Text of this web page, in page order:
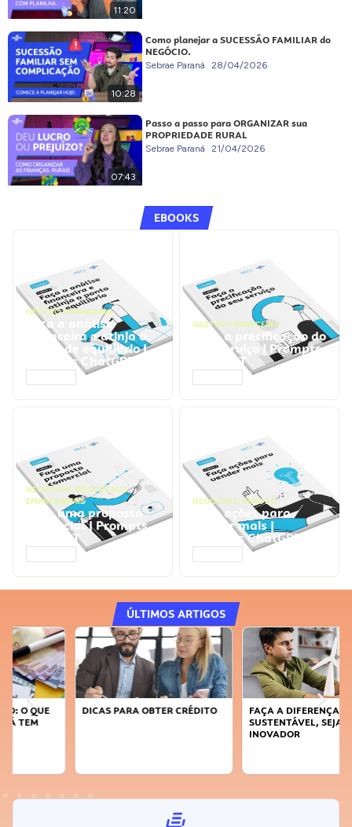
11:20
10:28
Como planejar a SUCESSÃO FAMILIAR do
NEGÓCIO.
Sebrae Paraná 28/04/2026
07:43
Passo a passo para ORGANIZAR sua
PROPRIEDADE RURAL
Sebrae Paraná 21/04/2026
EBOOKS
GESTÃO FINANCEIRA
Faça a análise
financeira e atinja o
ponto de equilíbrio |
Prompts ChatGPT
GESTÃO FINANCEIRA
Faça a precificação do
seu serviço | Prompts
ChatGPT
NEGÓCIOS, PROCESSOS
EMPRESARIAIS
Faça uma proposta
comercial | Prompts
ChatGPT
NEGÓCIOS, VENDAS
Faça ações para
vender mais |
Prompts ChatGPT
ÚLTIMOS ARTIGOS
DICAS PARA OBTER CRÉDITO
FAÇA A DIFERENÇA: SEJA
SUSTENTÁVEL, SEJA